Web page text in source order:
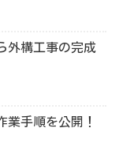
外構工事の完成
業手順を公開！